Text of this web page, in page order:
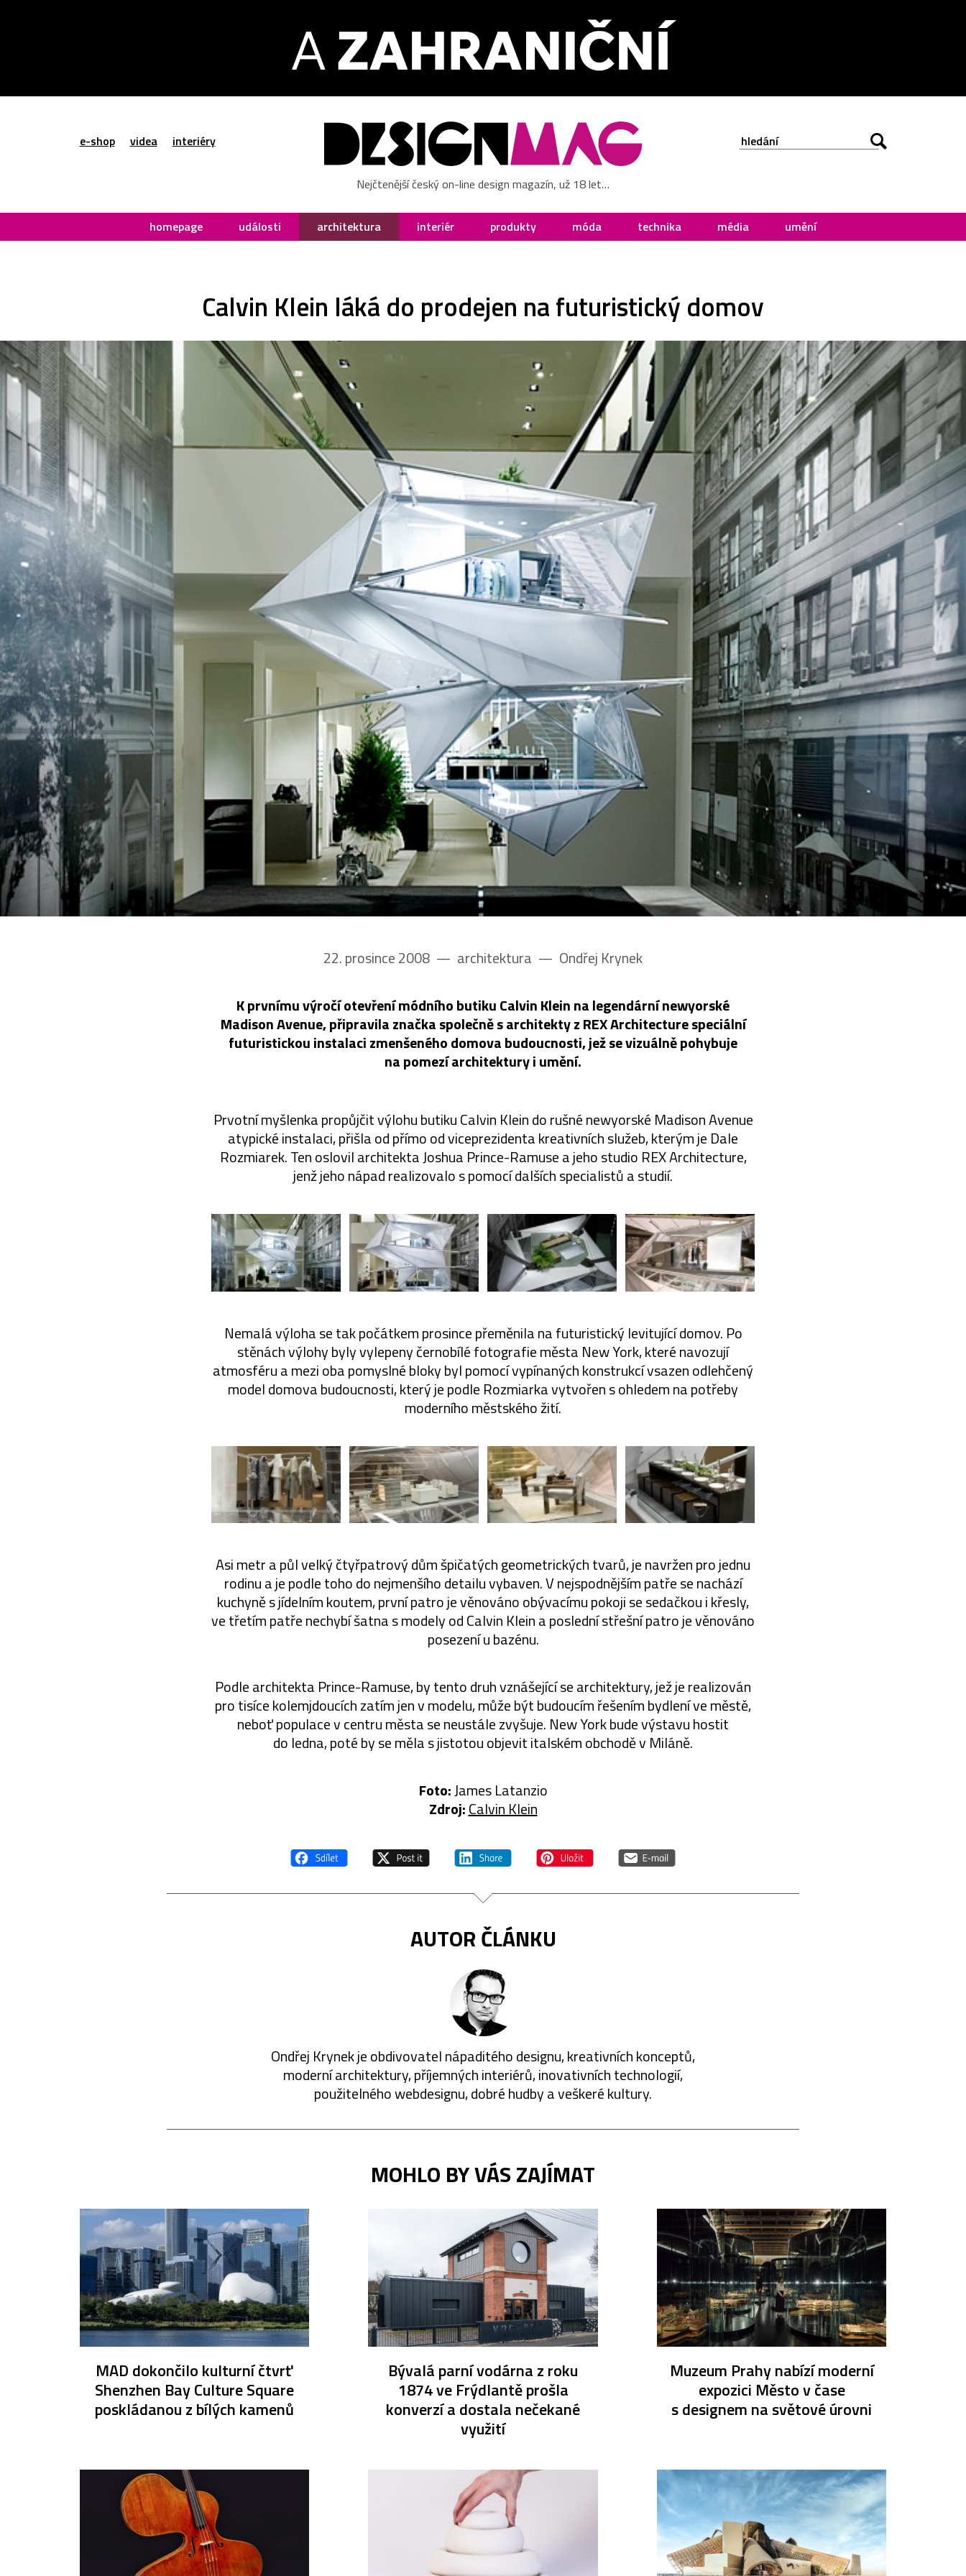
e-shop videa interiéry
Nejčtenější český on-line design magazín, už 18 let…
homepage události architektura interiér produkty móda technika média umění
Calvin Klein láká do prodejen na futuristický domov
22. prosince 2008 –– architektura –– Ondřej Krynek
K prvnímu výročí otevření módního butiku Calvin Klein na legendární newyorské
Madison Avenue, připravila značka společně s architekty z REX Architecture speciální
futuristickou instalaci zmenšeného domova budoucnosti, jež se vizuálně pohybuje
na pomezí architektury i umění.
Prvotní myšlenka propůjčit výlohu butiku Calvin Klein do rušné newyorské Madison Avenue
atypické instalaci, přišla od přímo od viceprezidenta kreativních služeb, kterým je Dale
Rozmiarek. Ten oslovil architekta Joshua Prince-Ramuse a jeho studio REX Architecture,
jenž jeho nápad realizovalo s pomocí dalších specialistů a studií.
Nemalá výloha se tak počátkem prosince přeměnila na futuristický levitující domov. Po
stěnách výlohy byly vylepeny černobílé fotografie města New York, které navozují
atmosféru a mezi oba pomyslné bloky byl pomocí vypínaných konstrukcí vsazen odlehčený
model domova budoucnosti, který je podle Rozmiarka vytvořen s ohledem na potřeby
moderního městského žití.
Asi metr a půl velký čtyřpatrový dům špičatých geometrických tvarů, je navržen pro jednu
rodinu a je podle toho do nejmenšího detailu vybaven. V nejspodnějším patře se nachází
kuchyně s jídelním koutem, první patro je věnováno obývacímu pokoji se sedačkou i křesly,
ve třetím patře nechybí šatna s modely od Calvin Klein a poslední střešní patro je věnováno
posezení u bazénu.
Podle architekta Prince-Ramuse, by tento druh vznášející se architektury, jež je realizován
pro tisíce kolemjdoucích zatím jen v modelu, může být budoucím řešením bydlení ve městě,
neboť populace v centru města se neustále zvyšuje. New York bude výstavu hostit
do ledna, poté by se měla s jistotou objevit italském obchodě v Miláně.
Foto:James Latanzio
Zdroj:Calvin Klein
AUTOR ČLÁNKU
Ondřej Krynek je obdivovatel nápaditého designu, kreativních konceptů,
moderní architektury, příjemných interiérů, inovativních technologií,
použitelného webdesignu, dobré hudby a veškeré kultury.
MOHLO BY VÁS ZAJÍMAT
MAD dokončilo kulturní čtvrť
Shenzhen Bay Culture Square
poskládanou z bílých kamenů
Bývalá parní vodárna z roku
1874 ve Frýdlantě prošla
konverzí a dostala nečekané
využití
Muzeum Prahy nabízí moderní
expozici Město v čase
s designem na světové úrovni